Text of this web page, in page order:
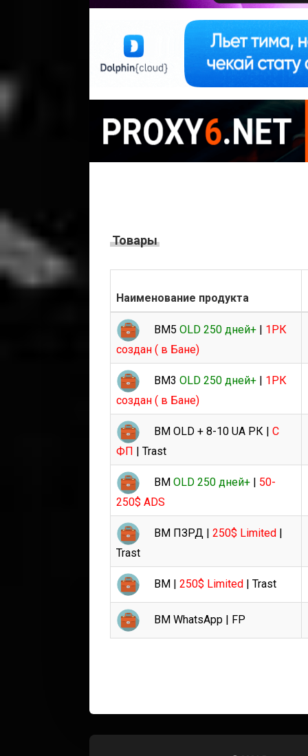
Товары
Наименование продукта
BM5 OLD 250 дней+ | 1РК
создан ( в Бане)
BM3 OLD 250 дней+ | 1РК
создан ( в Бане)
BM OLD + 8-10 UA РК | С
ФП | Trast
BM OLD 250 дней+ | 50-
250$ ADS
BM ПЗРД | 250$ Limited |
Trast
BM | 250$ Limited | Trast
BM WhatsApp | FP